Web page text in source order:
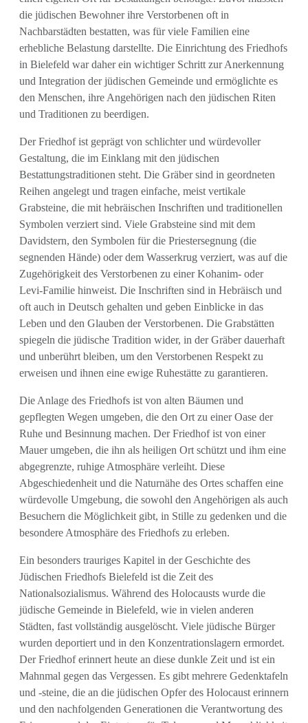
die jüdischen Bewohner ihre Verstorbenen oft in
Nachbarstädten bestatten, was für viele Familien eine
erhebliche Belastung darstellte. Die Einrichtung des Friedhofs
in Bielefeld war daher ein wichtiger Schritt zur Anerkennung
und Integration der jüdischen Gemeinde und ermöglichte es
den Menschen, ihre Angehörigen nach den jüdischen Riten
und Traditionen zu beerdigen.
Der Friedhof ist geprägt von schlichter und würdevoller
Gestaltung, die im Einklang mit den jüdischen
Bestattungstraditionen steht. Die Gräber sind in geordneten
Reihen angelegt und tragen einfache, meist vertikale
Grabsteine, die mit hebräischen Inschriften und traditionellen
Symbolen verziert sind. Viele Grabsteine sind mit dem
Davidstern, den Symbolen für die Priestersegnung (die
segnenden Hände) oder dem Wasserkrug verziert, was auf die
Zugehörigkeit des Verstorbenen zu einer Kohanim- oder
Levi-Familie hinweist. Die Inschriften sind in Hebräisch und
oft auch in Deutsch gehalten und geben Einblicke in das
Leben und den Glauben der Verstorbenen. Die Grabstätten
spiegeln die jüdische Tradition wider, in der Gräber dauerhaft
und unberührt bleiben, um den Verstorbenen Respekt zu
erweisen und ihnen eine ewige Ruhestätte zu garantieren.
Die Anlage des Friedhofs ist von alten Bäumen und
gepflegten Wegen umgeben, die den Ort zu einer Oase der
Ruhe und Besinnung machen. Der Friedhof ist von einer
Mauer umgeben, die ihn als heiligen Ort schützt und ihm eine
abgegrenzte, ruhige Atmosphäre verleiht. Diese
Abgeschiedenheit und die Naturnähe des Ortes schaffen eine
würdevolle Umgebung, die sowohl den Angehörigen als auch
Besuchern die Möglichkeit gibt, in Stille zu gedenken und die
besondere Atmosphäre des Friedhofs zu erleben.
Ein besonders trauriges Kapitel in der Geschichte des
Jüdischen Friedhofs Bielefeld ist die Zeit des
Nationalsozialismus. Während des Holocausts wurde die
jüdische Gemeinde in Bielefeld, wie in vielen anderen
Städten, fast vollständig ausgelöscht. Viele jüdische Bürger
wurden deportiert und in den Konzentrationslagern ermordet.
Der Friedhof erinnert heute an diese dunkle Zeit und ist ein
Mahnmal gegen das Vergessen. Es gibt mehrere Gedenktafeln
und -steine, die an die jüdischen Opfer des Holocaust erinnern
und den nachfolgenden Generationen die Verantwortung des